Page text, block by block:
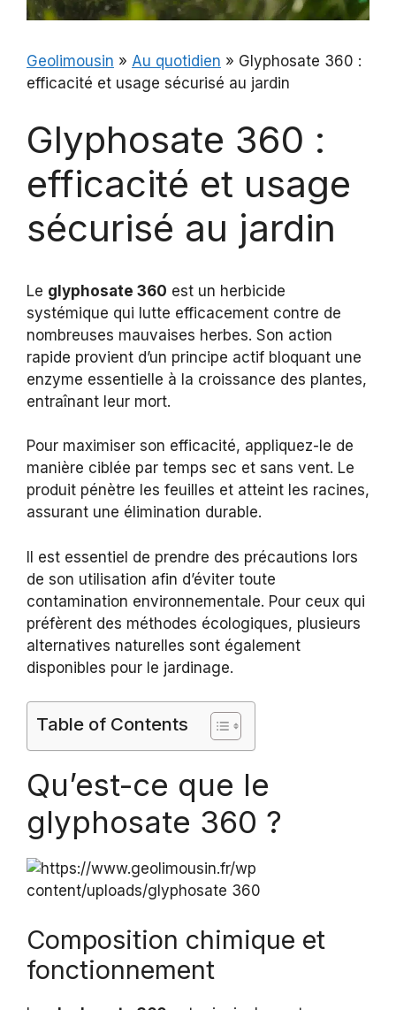
Geolimousin » Au quotidien » Glyphosate 360 :
efficacité et usage sécurisé au jardin
Glyphosate 360 :
efficacité et usage
sécurisé au jardin
Le glyphosate 360 est un herbicide
systémique qui lutte efficacement contre de
nombreuses mauvaises herbes. Son action
rapide provient d’un principe actif bloquant une
enzyme essentielle à la croissance des plantes,
entraînant leur mort.
Pour maximiser son efficacité, appliquez-le de
manière ciblée par temps sec et sans vent. Le
produit pénètre les feuilles et atteint les racines,
assurant une élimination durable.
Il est essentiel de prendre des précautions lors
de son utilisation afin d’éviter toute
contamination environnementale. Pour ceux qui
préfèrent des méthodes écologiques, plusieurs
alternatives naturelles sont également
disponibles pour le jardinage.
Table of Contents
Qu’est-ce que le
glyphosate 360 ?
Composition chimique et
fonctionnement